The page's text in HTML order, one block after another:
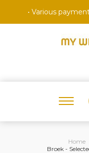
• Various
Home
Broek -